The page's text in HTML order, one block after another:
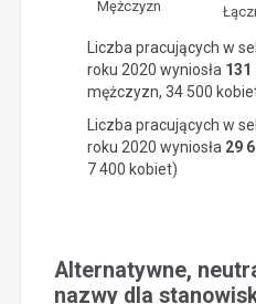
Mężczyzn
Liczba pracujących w
roku 2020 wyniosła 131
mężczyzn, 34 500
Liczba pracujących w
roku 2020 wyniosła 29
7 400 kobiet)
Alternatywne,
nazwy dla